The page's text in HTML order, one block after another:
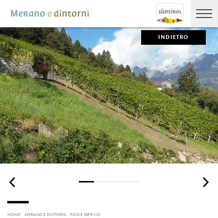
INDIETRO
HOME MERANO E DINTORNI POIS E SSERVIZI